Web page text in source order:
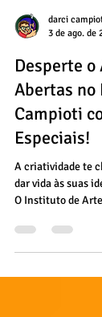
darci
3 de ago. de
Desperte o
Abertas no
Campioti
Especiais!
A criatividade te chama! Se você
O Instituto de